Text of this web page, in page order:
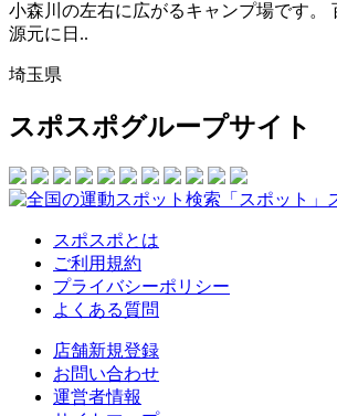
小森川の左右に広がるキャンプ場です。
源元に日..
埼玉県
スポスポグループサイト
スポスポとは
ご利用規約
プライバシーポリシー
よくある質問
店舗新規登録
お問い合わせ
運営者情報